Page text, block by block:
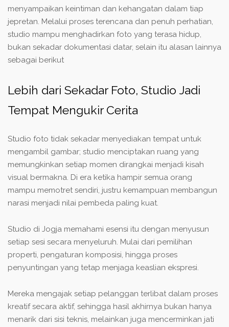
menyampaikan keintiman dan kehangatan dalam tiap
jepretan. Melalui proses terencana dan penuh perhatian,
studio mampu menghadirkan foto yang terasa hidup,
bukan sekadar dokumentasi datar, selain itu alasan lainnya
sebagai berikut
Lebih dari Sekadar Foto, Studio Jadi
Tempat Mengukir Cerita
Studio foto tidak sekadar menyediakan tempat untuk
mengambil gambar; studio menciptakan ruang yang
memungkinkan setiap momen dirangkai menjadi kisah
visual bermakna. Di era ketika hampir semua orang
mampu memotret sendiri, justru kemampuan membangun
narasi menjadi nilai pembeda paling kuat.
Studio di Jogja memahami esensi itu dengan menyusun
setiap sesi secara menyeluruh. Mulai dari pemilihan
properti, pengaturan komposisi, hingga proses
penyuntingan yang tetap menjaga keaslian ekspresi.
Mereka mengajak setiap pelanggan terlibat dalam proses
kreatif secara aktif, sehingga hasil akhirnya bukan hanya
menarik dari sisi teknis, melainkan juga mencerminkan jati